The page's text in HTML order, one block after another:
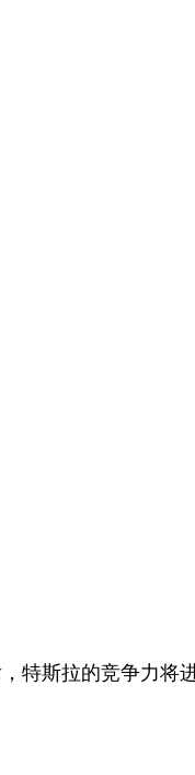
特斯拉的竞争力将